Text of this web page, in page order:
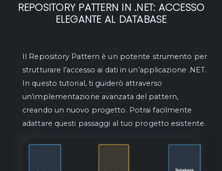
REPOSITORY PATTERN IN .NET: ACCESSO
ELEGANTE AL DATABASE
Il Repository Pattern è un potente strumento per
strutturare l’accesso ai dati in un’applicazione .NET.
In questo tutorial, ti guiderò attraverso
un’implementazione avanzata del pattern,
creando un nuovo progetto. Potrai facilmente
adattare questi passaggi al tuo progetto esistente.